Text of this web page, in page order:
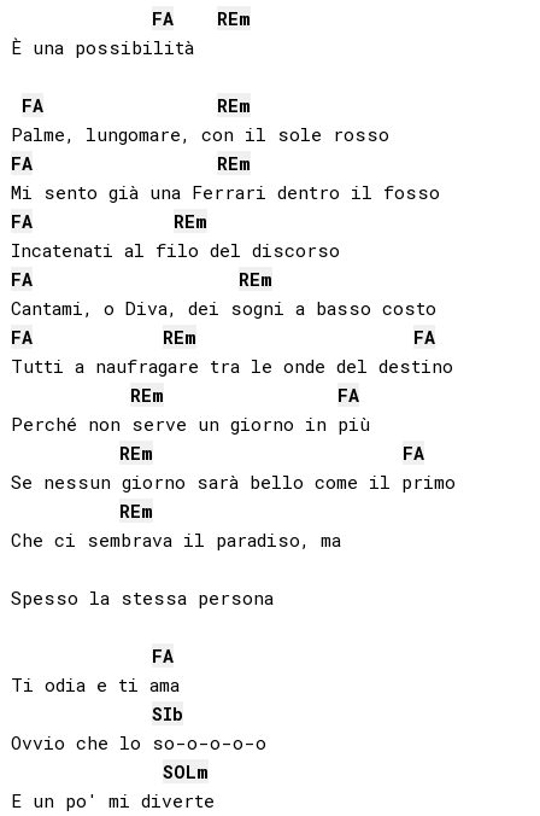
FA
REm
È una possibilità
FA REm
FA
REm
FA
REm
FA
REm
FA
REm
FA
Tutti a naufragare tra le onde del destino
REm
FA
Perché non serve un giorno in più
REm
FA
Se nessun giorno sarà bello come il primo
REm
Che ci sembrava il paradiso, ma
Spesso la stessa persona
FA
Ti odia e ti ama
SIb
Ovvio che lo so-o-o-o-o
SOLm
E un po' mi diverte